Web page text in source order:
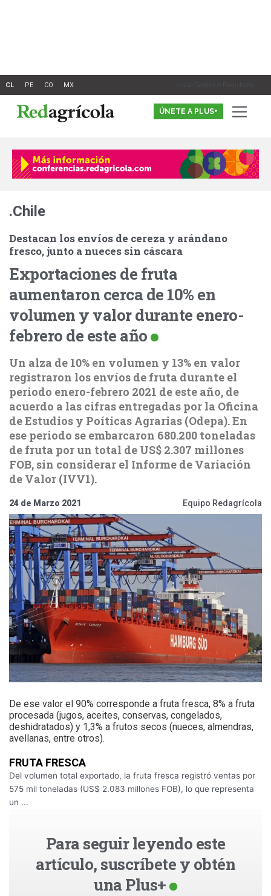
Inicia Sesión o Registrate
ÚNETE A PLUS+
.Chile
Destacan los envíos de cereza y arándano
fresco, junto a nueces sin cáscara
Exportaciones de fruta
aumentaron cerca de 10% en
volumen y valor durante enero-
febrero de este año
Un alza de 10% en volumen y 13% en valor
registraron los envíos de fruta durante el
periodo enero-febrero 2021 de este año, de
acuerdo a las cifras entregadas por la Oficina
de Estudios y Poíticas Agrarias (Odepa). En
ese periodo se embarcaron 680.200 toneladas
de fruta por un total de US$ 2.307 millones
FOB, sin considerar el Informe de Variación
de Valor (IVV1).
24 de Marzo 2021 Equipo Redagrícola
De ese valor el 90% corresponde a fruta fresca, 8% a fruta
procesada (jugos, aceites, conservas, congelados,
deshidratados) y 1,3% a frutos secos (nueces, almendras,
avellanas, entre otros).
FRUTA FRESCA
Del volumen total exportado, la fruta fresca registró ventas por
575 mil toneladas (US$ 2.083 millones FOB), lo que representa
un ...
Para seguir leyendo este
artículo, suscríbete y obtén
una Plus+